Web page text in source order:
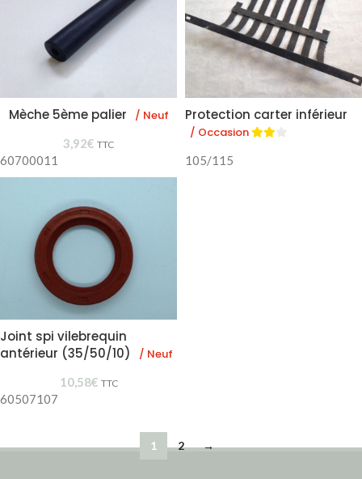
Mèche 5ème palier / Neuf
3,92€ TTC
60700011
Protection carter inférieur
/ Occasion
105/115
Joint spi vilebrequin
antérieur (35/50/10)
/ Neuf
10,58€ TTC
60507107
1 2 →